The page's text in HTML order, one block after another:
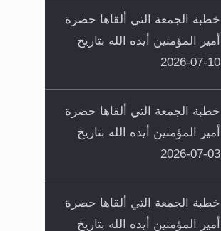
خطبة الجمعة التي ألقاها حضرة
أمير المؤمنين أيده الله بتاريخ
10-07-2026
خطبة الجمعة التي ألقاها حضرة
أمير المؤمنين أيده الله بتاريخ
03-07-2026
خطبة الجمعة التي ألقاها حضرة
أمير المؤمنين أيده الله بتاريخ